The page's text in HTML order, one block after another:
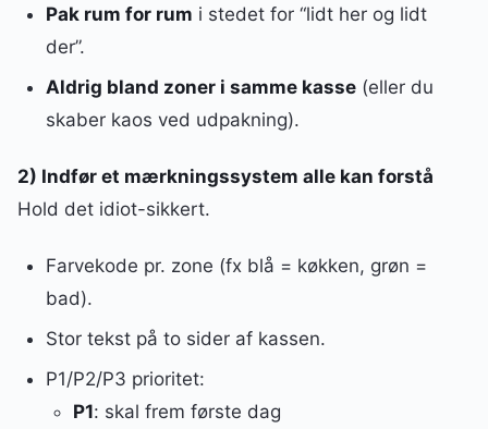
Pak rum for rum i stedet for “lidt her og lidt
der”.
Aldrig bland zoner i samme kasse(eller du
skaber kaos ved udpakning).
2) Indfør et mærkningssystem alle kan forstå
Hold det idiot-sikkert.
Farvekode pr. zone (fx blå = køkken, grøn =
bad).
Stor tekst på to sider af kassen.
P1/P2/P3 prioritet:
P1: skal frem første dag